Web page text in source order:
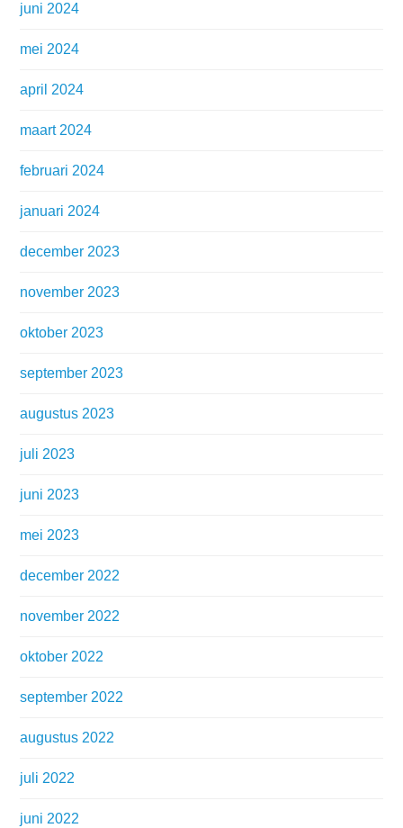
juni 2024
mei 2024
april 2024
maart 2024
februari 2024
januari 2024
december 2023
november 2023
oktober 2023
september 2023
augustus 2023
juli 2023
juni 2023
mei 2023
december 2022
november 2022
oktober 2022
september 2022
augustus 2022
juli 2022
juni 2022